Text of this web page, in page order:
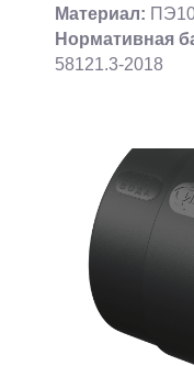
Материал:
Нормативная
58121.3-2018